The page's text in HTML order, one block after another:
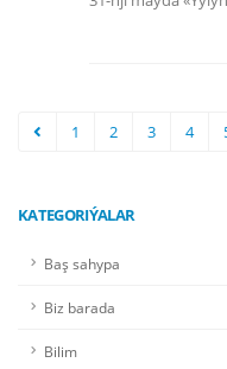
1 2 3 4
KATEGORIÝALAR
Baş sahypa
Biz barada
Bilim